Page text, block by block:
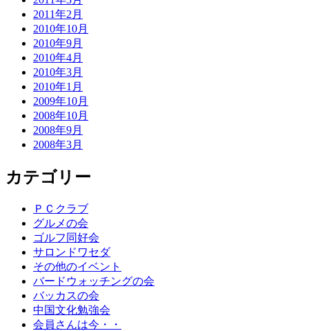
2011年2月
2010年10月
2010年9月
2010年4月
2010年3月
2010年1月
2009年10月
2008年10月
2008年9月
2008年3月
カテゴリー
ＰＣクラブ
グルメの会
ゴルフ同好会
サロンドワセダ
その他のイベント
バードウォッチングの会
バッカスの会
中国文化勉強会
会員さんは今・・